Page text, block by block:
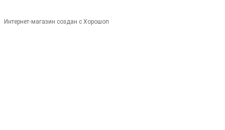
Интернет-магазин создан с Хорошоп